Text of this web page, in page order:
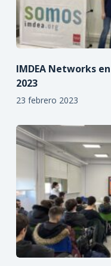
IMDEA Networks
2023
23 febrero 2023